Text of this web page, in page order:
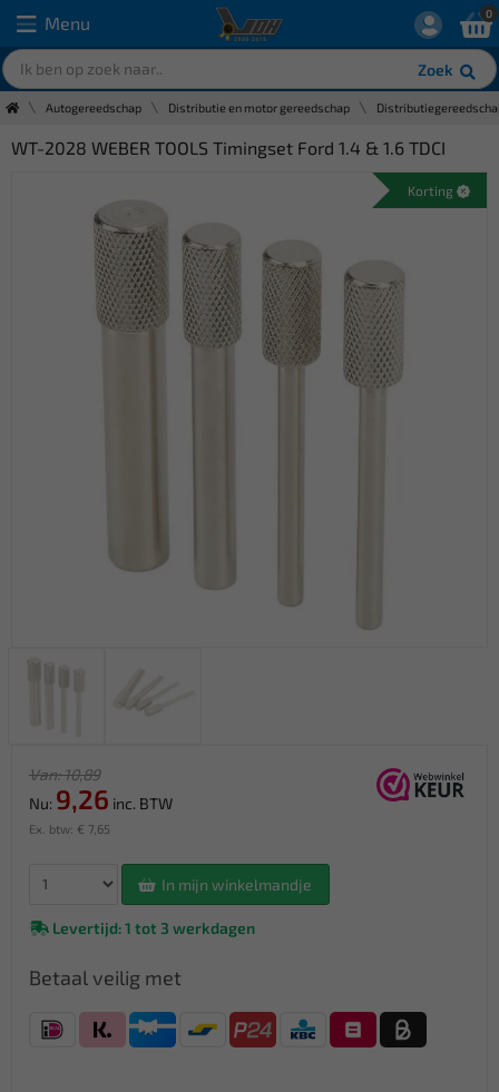
Menu
Zoek
0
Autogereedschap Distributie en motor gereedschap
WT-2028 WEBER TOOLS Timingset Ford 1.4 & 1.6 TDCI
Korting
Van: 10,89
Nu: 9,26 inc. BTW
Ex. btw: € 7,65
In mijn winkelmandje
Levertijd: 1 tot 3 werkdagen
Betaal veilig met